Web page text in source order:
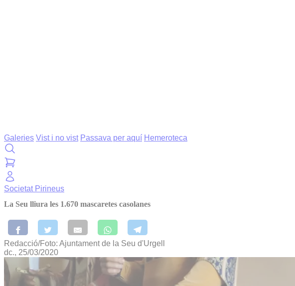
Galeries Vist i no vist Passava per aquí Hemeroteca
Societat Pirineus
La Seu lliura les 1.670 mascaretes casolanes
Redacció/Foto: Ajuntament de la Seu d'Urgell
dc., 25/03/2020